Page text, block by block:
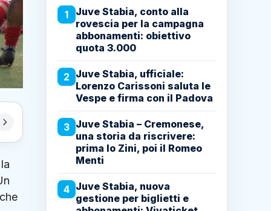
1
Juve Stabia, conto alla
rovescia per la campagna
abbonamenti: obiettivo
quota 3.000
2 Juve Stabia, ufficiale:
Lorenzo Carissoni saluta le
Vespe e firma con il Padova
3 Juve Stabia – Cremonese,
una storia da riscrivere:
prima lo Zini, poi il Romeo
Menti
4 Juve Stabia, nuova
gestione per biglietti e